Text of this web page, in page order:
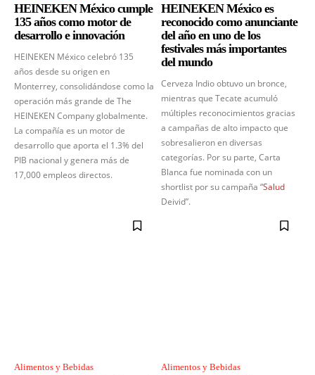
HEINEKEN México cumple
135 años como motor de
desarrollo e innovación
HEINEKEN México celebró 135
años desde su origen en
Monterrey, consolidándose como la
operación más grande de The
HEINEKEN Company globalmente.
La compañía es un motor de
desarrollo que aporta el 1.3% del
PIB nacional y genera más de
17,000 empleos directos.
HEINEKEN México es
reconocido como anunciante
del año en uno de los
festivales más importantes
del mundo
Cerveza Indio obtuvo un bronce,
mientras que Tecate acumuló
múltiples reconocimientos gracias
a campañas de alto impacto que
sobresalieron en diversas
categorías. Por su parte, Carta
Blanca fue nominada con un
shortlist por su campaña “Salud
Deivid”.
Alimentos y Bebidas Alimentos y Bebidas